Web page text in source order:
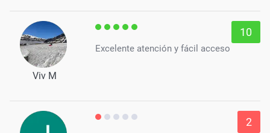
Viv M
10
Excelente atención y fácil acceso
2